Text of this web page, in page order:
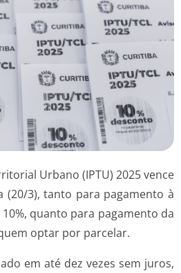
Urbano (IPTU) 2025 vence
(20/3), tanto para pagamento à
quanto para pagamento da
optar por parcelar.
em até dez vezes sem juros,